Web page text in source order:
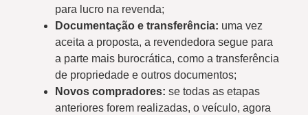
para lucro na revenda;
Documentação e transferência: uma vez
aceita a proposta, a revendedora segue para
a parte mais burocrática, como a transferência
de propriedade e outros documentos;
Novos compradores: se todas as etapas
anteriores forem realizadas, o veículo, agora